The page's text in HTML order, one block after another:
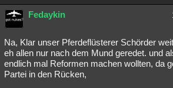
Fedaykin
Na, Klar unser Pferdeflüsterer Schörder
eh allen nur nach dem Mund geredet. und
endlich mal Reformen machen wollten, da
Partei in den Rücken,